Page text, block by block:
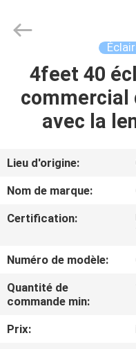
MAISON
PRODUITS
AU
SUJET
DE
VISITE
D'USINE
Fournisseur.
Copyright
4feet 40
commercial
avec la
Lieu d'origine:
Nom de marque:
Certification:
Numéro de modèle:
Quantité de
commande min:
Prix: